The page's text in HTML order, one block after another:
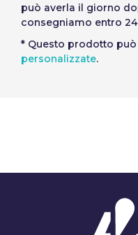
può averla il giorno
consegniamo entro
* Questo prodotto
personalizzate.